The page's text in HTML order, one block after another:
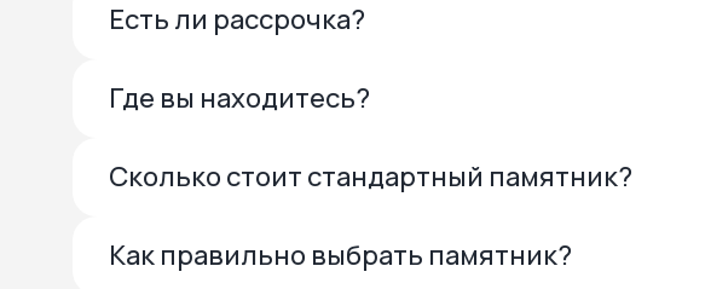
Есть ли рассрочка?
Где вы находитесь?
Сколько стоит стандартный памятник?
Как правильно выбрать памятник?